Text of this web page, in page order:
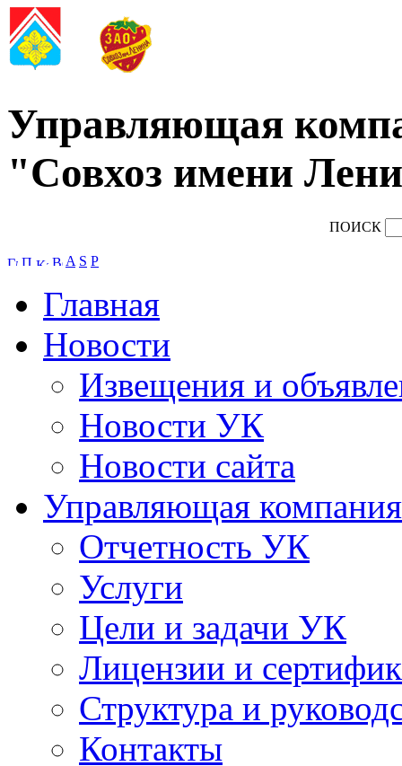
Управляющая
"Совхоз имени
ПОИСК
A S P
Главная
Новости
Извещения и
Новости УК
Новости сайта
Управляющая компания
Отчетность УК
Услуги
Цели и задачи УК
Лицензии и
Структура и
Контакты